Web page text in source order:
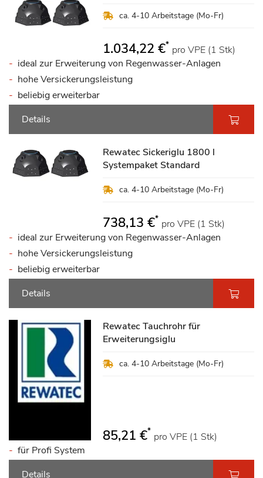
ca. 4-10 Arbeitstage (Mo-Fr)
1.034,22 €* pro VPE (1 Stk)
ideal zur Erweiterung von Regenwasser-Anlagen
hohe Versickerungsleistung
beliebig erweiterbar
Details
Rewatec Sickeriglu 1800 l
Systempaket Standard
ca. 4-10 Arbeitstage (Mo-Fr)
738,13 €* pro VPE (1 Stk)
ideal zur Erweiterung von Regenwasser-Anlagen
hohe Versickerungsleistung
beliebig erweiterbar
Details
Rewatec Tauchrohr für
Erweiterungsiglu
ca. 4-10 Arbeitstage (Mo-Fr)
85,21 €* pro VPE (1 Stk)
für Profi System
Details